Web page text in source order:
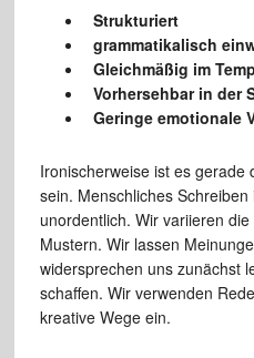
Strukturiert
grammatikalisch
Gleichmäßig im
Vorhersehbar in der
Geringe emotionale
Ironischerweise ist es gerade
sein. Menschliches
unordentlich. Wir variieren
Mustern. Wir lassen
widersprechen uns zunächst
schaffen. Wir verwenden
kreative Wege ein.